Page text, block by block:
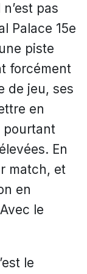
pas
Palace 15e
piste
forcément
de jeu, ses
en
pourtant
En
match, et
en
le
le